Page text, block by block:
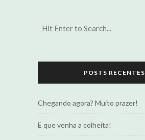
POSTS RECENTES
Chegando agora? Muito prazer!
E que venha a colheita!